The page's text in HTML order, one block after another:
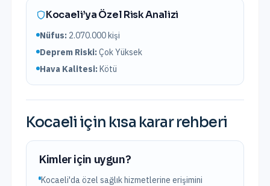
Kocaeli’ya Özel Risk Analizi
Nüfus: 2.070.000kişi
Deprem Riski:Çok Yüksek
Hava Kalitesi:Kötü
Kocaeli için kısa karar rehberi
Kimler için uygun?
Kocaeli'da özel sağlık hizmetlerine erişimini